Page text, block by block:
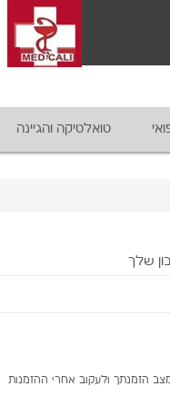
טואלטיקה והגיינה
שלך
הזמנתך ולעקוב אחרי ההזמנות